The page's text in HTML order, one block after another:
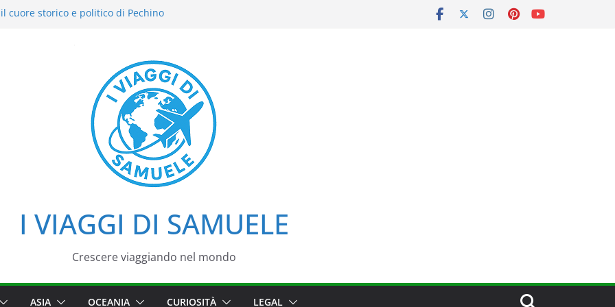
il cuore storico e politico di Pechino
d’Estate tra loto, camminate e
tra imperatori, simboli e cortili
I VIAGGI DI SAMUELE
Crescere viaggiando nel mondo
ASIA OCEANIA CURIOSITÀ LEGAL